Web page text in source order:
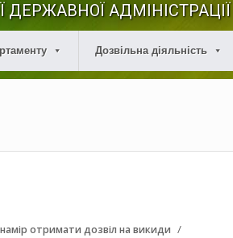
ДЕРЖАВНОЇ АДМІНІСТРАЦІЇ
Дозвільна діяльність
отримати дозвіл на викиди /